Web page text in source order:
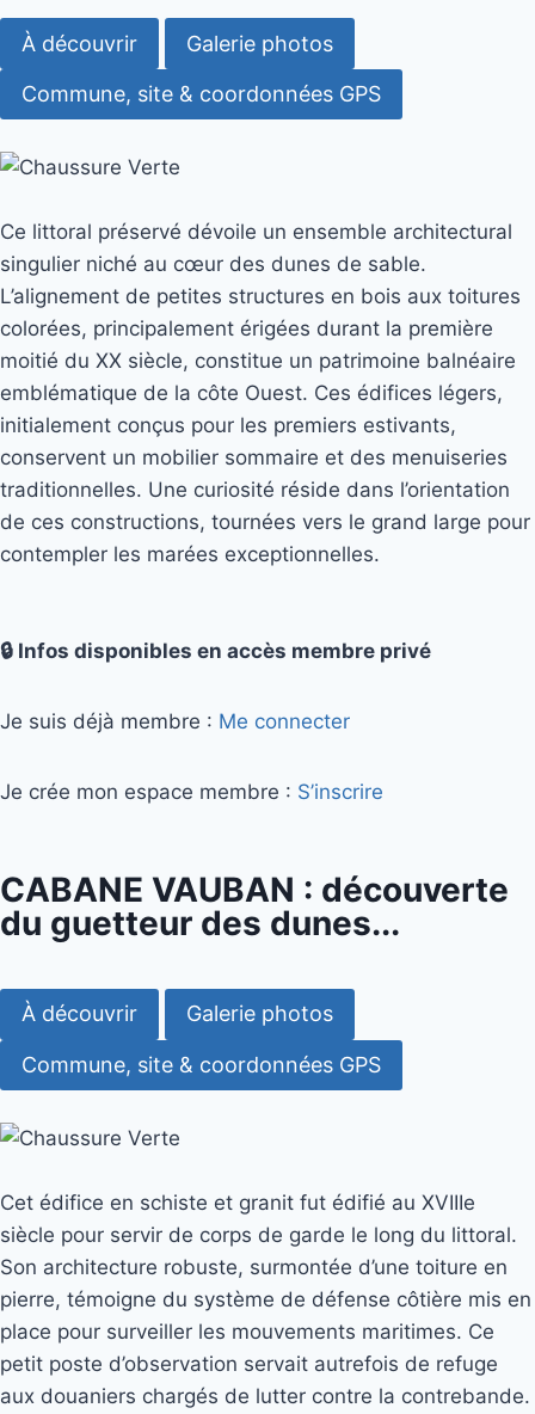
À découvrir Galerie photos
Commune, site & coordonnées GPS
Ce littoral préservé dévoile un ensemble architectural
singulier niché au cœur des dunes de sable.
L’alignement de petites structures en bois aux toitures
colorées, principalement érigées durant la première
moitié du XX siècle, constitue un patrimoine balnéaire
emblématique de la côte Ouest. Ces édifices légers,
initialement conçus pour les premiers estivants,
conservent un mobilier sommaire et des menuiseries
traditionnelles. Une curiosité réside dans l’orientation
de ces constructions, tournées vers le grand large pour
contempler les marées exceptionnelles.
🔒 Infos disponibles en accès membre privé
Je suis déjà membre : Me connecter
Je crée mon espace membre : S’inscrire
CABANE VAUBAN : découverte
du guetteur des dunes...
À découvrir Galerie photos
Commune, site & coordonnées GPS
Cet édifice en schiste et granit fut édifié au XVIIIe
siècle pour servir de corps de garde le long du littoral.
Son architecture robuste, surmontée d’une toiture en
pierre, témoigne du système de défense côtière mis en
place pour surveiller les mouvements maritimes. Ce
petit poste d’observation servait autrefois de refuge
aux douaniers chargés de lutter contre la contrebande.